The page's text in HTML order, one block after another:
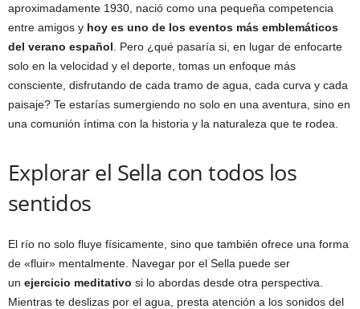
aproximadamente 1930, nació como una pequeña competencia
entre amigos y hoy es uno de los eventos más emblemáticos
del verano español . Pero ¿qué pasaría si, en lugar de enfocarte
solo en la velocidad y el deporte, tomas un enfoque más
consciente, disfrutando de cada tramo de agua, cada curva y cada
paisaje? Te estarías sumergiendo no solo en una aventura, sino en
una comunión íntima con la historia y la naturaleza que te rodea.
Explorar el Sella con todos los
sentidos
El río no solo fluye físicamente, sino que también ofrece una forma
de «fluir» mentalmente. Navegar por el Sella puede ser
un ejercicio meditativo si lo abordas desde otra perspectiva.
Mientras te deslizas por el agua, presta atención a los sonidos del